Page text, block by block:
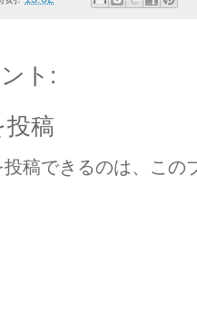
ト:
投稿
稿できるのは、この